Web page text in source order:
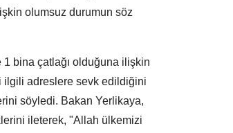
olumsuz durumun söz
bina çatlağı olduğuna ilişkin
ilgili adreslere sevk edildiğini
söyledi. Bakan Yerlikaya,
ileterek, "Allah ülkemizi